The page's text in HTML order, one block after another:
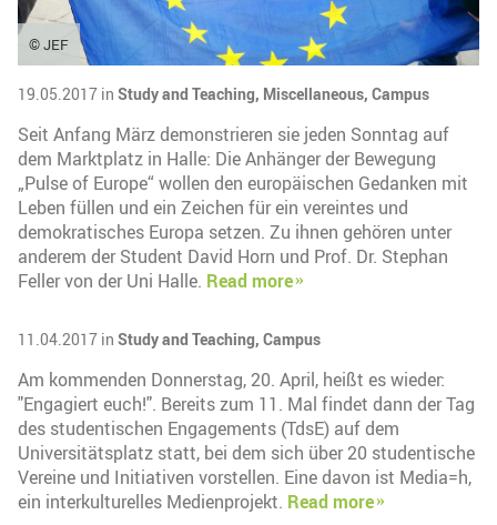
© JEF
19.05.2017 in Study and Teaching, Miscellaneous, Campus
Seit Anfang März demonstrieren sie jeden Sonntag auf
dem Marktplatz in Halle: Die Anhänger der Bewegung
„Pulse of Europe“ wollen den europäischen Gedanken mit
Leben füllen und ein Zeichen für ein vereintes und
demokratisches Europa setzen. Zu ihnen gehören unter
anderem der Student David Horn und Prof. Dr. Stephan
Feller von der Uni Halle. Read more
11.04.2017 in Study and Teaching, Campus
Am kommenden Donnerstag, 20. April, heißt es wieder:
"Engagiert euch!". Bereits zum 11. Mal findet dann der Tag
des studentischen Engagements (TdsE) auf dem
Universitätsplatz statt, bei dem sich über 20 studentische
Vereine und Initiativen vorstellen. Eine davon ist Media=h,
ein interkulturelles Medienprojekt. Read more